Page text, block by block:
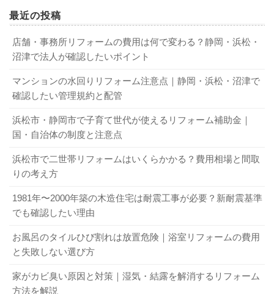
最近の投稿
店舗・事務所リフォームの費用は何で変わる？静岡・浜松・
沼津で法人が確認したいポイント
マンションの水回りリフォーム注意点｜静岡・浜松・沼津で
確認したい管理規約と配管
浜松市・静岡市で子育て世代が使えるリフォーム補助金｜
国・自治体の制度と注意点
浜松市で二世帯リフォームはいくらかかる？費用相場と間取
りの考え方
1981年〜2000年築の木造住宅は耐震工事が必要？新耐震基準
でも確認したい理由
お風呂のタイルひび割れは放置危険｜浴室リフォームの費用
と失敗しない選び方
家がカビ臭い原因と対策｜湿気・結露を解消するリフォーム
方法を解説